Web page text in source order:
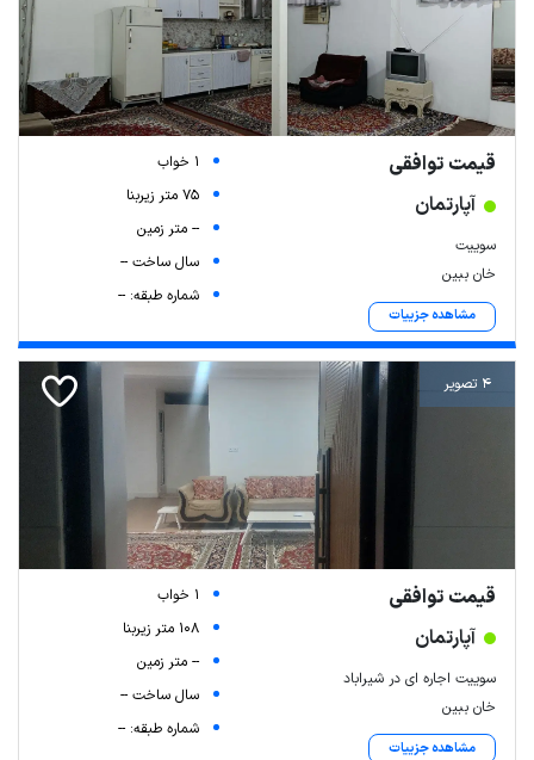
قیمت توافقی
آپارتمان
سوییت
خان ببین
مشاهده جزییات
1 خواب
75 متر زیربنا
-- متر زمین
سال ساخت --
شماره طبقه: --
4 تصویر
قیمت توافقی
آپارتمان
سوییت اجاره ای در شیراباد
خان ببین
مشاهده جزییات
1 خواب
108 متر زیربنا
-- متر زمین
سال ساخت --
شماره طبقه: --